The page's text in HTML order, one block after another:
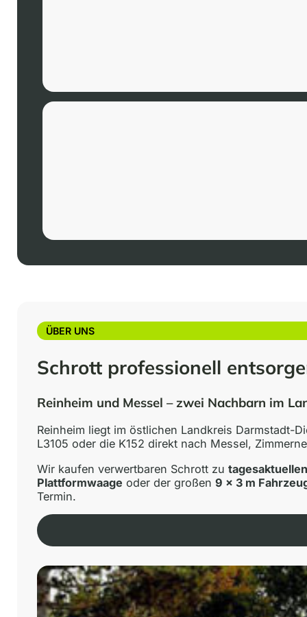
ÜBER UNS
Schrott professionell
Reinheim und Messel – zwei Nachbarn im
Reinheim liegt im östlichen Landkreis Darmstadt-
L3105 oder die K152 direkt nach Messel,
Wir kaufen verwertbaren Schrott zu
Plattformwaage oder der großen 9 × 3 m
Termin.